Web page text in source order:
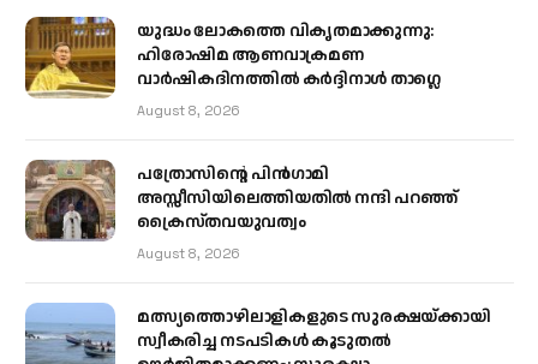
യുദ്ധം ലോകത്തെ വികൃതമാക്കുന്നു:
ഹിരോഷിമ ആണവാക്രമണ
വാർഷികദിനത്തിൽ കർദ്ദിനാൾ താഗ്ലെ
August 8, 2026
പത്രോസിന്റെ പിൻഗാമി
അസ്സീസിയിലെത്തിയതിൽ നന്ദി പറഞ്ഞ്
ക്രൈസ്തവയുവത്വം
August 8, 2026
മത്സ്യത്തൊഴിലാളികളുടെ സുരക്ഷയ്ക്കായി
സ്വീകരിച്ച നടപടികൾ കൂടുതൽ